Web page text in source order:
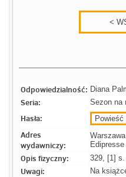
Odpowiedzialność: Diana
Seria: Sezon na
Hasła: Powieść
Adres
wydawniczy:
Opis fizyczny: 329, [1] s.
Uwagi: Na